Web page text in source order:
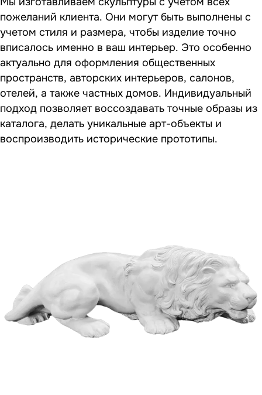
пожеланий клиента. Они могут быть выполнены с
учетом стиля и размера, чтобы изделие точно
вписалось именно в ваш интерьер. Это особенно
актуально для оформления общественных
пространств, авторских интерьеров, салонов,
отелей, а также частных домов. Индивидуальный
подход позволяет воссоздавать точные образы из
каталога, делать уникальные арт-объекты и
воспроизводить исторические прототипы.